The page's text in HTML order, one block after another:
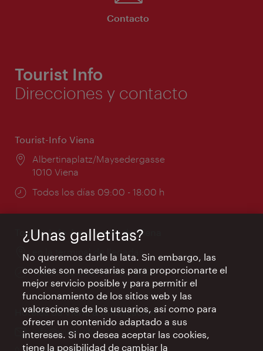
Contacto
Tourist Info
Direcciones y contacto
Tourist-Info Viena
Lugar:
Albertinaplatz/Maysedergasse
1010 Viena
Horarios
apertura:
Todos los días 09:00 - 18:00 h
Tourist-Info Aeropuerto de Viena
en la terminal de llegadas
Horarios
de
apertura:
Todos los días 09:00 - 18:00 h
Hoteles de Viena & Información
e-
mail:
info@wien.info
¿Unas galletitas?
No queremos darle la lata. Sin embargo, las
cookies son necesarias para proporcionarte el
mejor servicio posible y para permitir el
funcionamiento de los sitios web y las
valoraciones de los usuarios, así como para
ofrecer un contenido adaptado a sus
intereses. Si no desea aceptar las cookies,
tiene la posibilidad de cambiar la